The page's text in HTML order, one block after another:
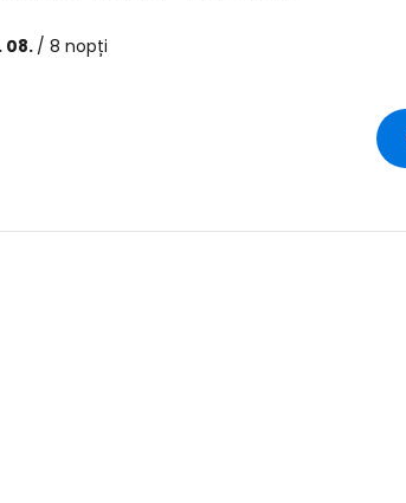
08. / 8 nopțiContinuați cu Google